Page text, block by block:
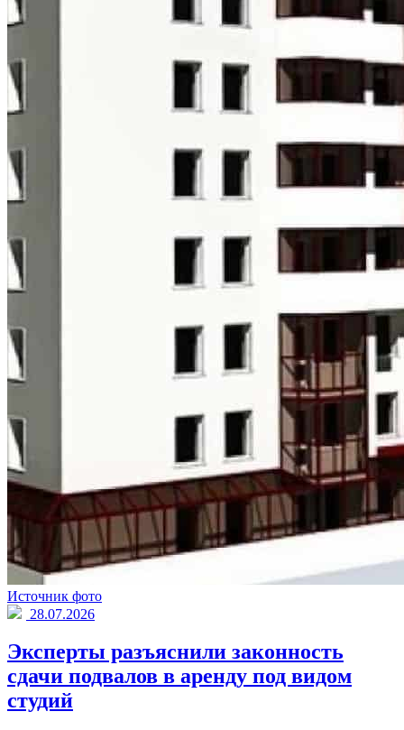
Источник фото
28.07.2026
Эксперты разъяснили законность
сдачи подвалов в аренду под видом
студий